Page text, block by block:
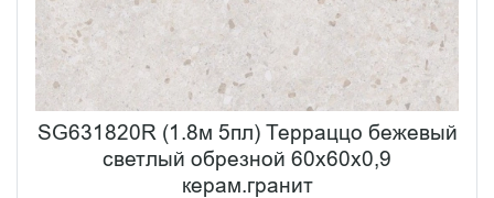
SG631820R (1.8м 5пл) Терраццо бежевый
светлый обрезной 60x60x0,9
керам.гранит